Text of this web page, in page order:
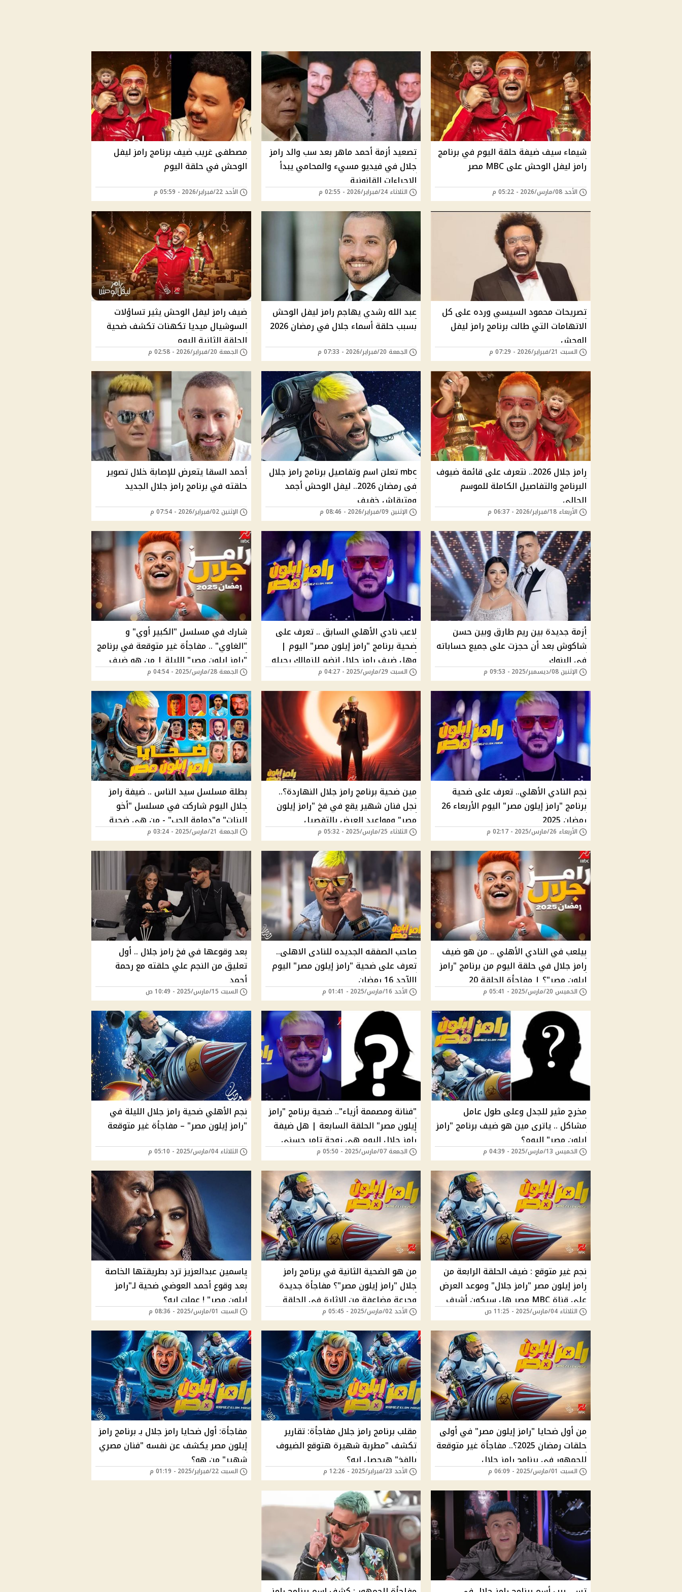
شيماء سيف ضيفة حلقة اليوم في برنامج
رامز ليفل الوحش على MBC مصر
الأحد 08/مارس/2026 - 05:22 م
تصعيد أزمة أحمد ماهر بعد سب والد رامز
جلال في فيديو مسيء والمحامي يبدأ
الإجراءات القانونية
الثلاثاء 24/فبراير/2026 - 02:55 م
مصطفى غريب ضيف برنامج رامز ليفل
الوحش في حلقة اليوم
الأحد 22/فبراير/2026 - 05:59 م
تصريحات محمود السيسي ورده على كل
الاتهامات التي طالت برنامج رامز ليفل
الوحش
السبت 21/فبراير/2026 - 07:29 م
عبد الله رشدي يهاجم رامز ليفل الوحش
بسبب حلقة أسماء جلال في رمضان 2026
الجمعة 20/فبراير/2026 - 07:33 م
ضيف رامز ليفل الوحش يثير تساؤلات
السوشيال ميديا تكهنات تكشف ضحية
الحلقة الثانية اليوم
الجمعة 20/فبراير/2026 - 02:58 م
رامز جلال 2026.. نتعرف على قائمة ضيوف
البرنامج والتفاصيل الكاملة للموسم
الحالي
الأربعاء 18/فبراير/2026 - 06:37 م
mbc تعلن اسم وتفاصيل برنامج رامز جلال
فى رمضان 2026.. ليفل الوحش أجمد
ومتبقاش خفيف
الإثنين 09/فبراير/2026 - 08:46 م
أحمد السقا يتعرض للإصابة خلال تصوير
حلقته في برنامج رامز جلال الجديد
الإثنين 02/فبراير/2026 - 07:54 م
أزمة جديدة بين ريم طارق وبين حسن
شاكوش بعد أن حجزت على جميع حساباته
في البنوك
الإثنين 08/ديسمبر/2025 - 09:53 م
لاعب نادي الأهلي السابق .. تعرف على
ضحية برنامج "رامز إيلون مصر" اليوم |
وهل ضيف رامز جلال انضم للزمالك رحيله
عن القلعة الحمراء؟
السبت 29/مارس/2025 - 04:27 م
شارك في مسلسل "الكبير أوي" و
"الغاوي" .. مفاجأة غير متوقعة في برنامج
"رامز إيلون مصر" الليلة | من هو ضيف
رامز جلال اليوم؟
الجمعة 28/مارس/2025 - 04:54 م
نجم النادي الأهلي.. تعرف على ضحية
برنامج "رامز إيلون مصر" اليوم الأربعاء 26
رمضان 2025
الأربعاء 26/مارس/2025 - 02:17 م
مين ضحية برنامج رامز جلال النهاردة؟..
نجل فنان شهير يقع في فخ "رامز إيلون
مصر" ومواعيد العرض بالتفصيل
الثلاثاء 25/مارس/2025 - 05:32 م
بطلة مسلسل سيد الناس .. ضيفة رامز
جلال اليوم شاركت في مسلسل "أخو
البنات" و"دوامة الحب" - من هي ضحية
برنامج "رامز إيلون مصر"؟
الجمعة 21/مارس/2025 - 03:24 م
بيلعب في النادي الأهلي .. من هو ضيف
رامز جلال في حلقة اليوم من برنامج "رامز
إيلون مصر"؟ | مفاجأة الحلقة 20
الخميس 20/مارس/2025 - 05:41 م
صاحب الصفقه الجديده للنادى الاهلى..
تعرف على ضحية "رامز إيلون مصر" اليوم
االآحد 16 رمضان
الأحد 16/مارس/2025 - 01:41 م
بعد وقوعها في فخ رامز جلال .. أول
تعليق من النجم علي حلقته مع رحمة
أحمد
السبت 15/مارس/2025 - 10:49 ص
مخرج مثير للجدل وعلى طول عامل
مشاكل .. ياترى مين هو ضيف برنامج "رامز
إيلون مصر" اليوم؟
الخميس 13/مارس/2025 - 04:39 م
"فنانة ومصممة أزياء".. ضحية برنامج "رامز
إيلون مصر" الحلقة السابعة | هل ضيفة
رامز جلال اليوم هي زوجة تامر حسني
السابقة؟
الجمعة 07/مارس/2025 - 05:50 م
نجم الأهلي ضحية رامز جلال الليلة في
"رامز إيلون مصر" – مفاجأة غير متوقعة
الثلاثاء 04/مارس/2025 - 05:10 م
نجم غير متوقع : ضيف الحلقة الرابعة من
رامز إيلون مصر "رامز جلال" وموعد العرض
علي قناة MBC مصر هل سيكون أشرف
بن شرقي؟
الثلاثاء 04/مارس/2025 - 11:25 ص
من هو الضحية الثانية في برنامج رامز
جلال "رامز إيلون مصر"؟ مفاجأة جديدة
وجرعة مضاعفة من الإثارة في الحلقة
الثانية من رمضان 2025
الأحد 02/مارس/2025 - 05:45 م
ياسمين عبدالعزيز ترد بطريقتها الخاصة
بعد وقوع أحمد العوضي ضحية لـ"رامز
إيلون مصر" ! عملت إيه؟
السبت 01/مارس/2025 - 08:36 م
من أول ضحايا "رامز إيلون مصر" في أولى
حلقات رمضان 2025؟.. مفاجأة غير متوقعة
للجمهور في برنامج رامز جلال
السبت 01/مارس/2025 - 06:09 م
مقلب برنامج رامز جلال مفاجأة: تقارير
تكشف "مطربة شهيرة هتوقع الضيوف
بالفخ" هيحصل إيه؟
الأحد 23/فبراير/2025 - 12:26 م
مفاجأة: أول ضحايا رامز جلال بـ برنامج رامز
إيلون مصر يكشف عن نفسه "فنان مصري
شهير" من هو؟
السبت 22/فبراير/2025 - 01:19 م